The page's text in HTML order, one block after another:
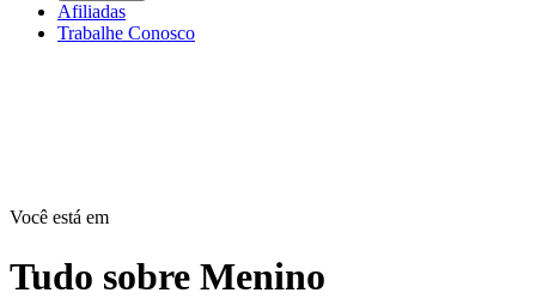
Afiliadas
Trabalhe Conosco
Você está em
Tudo sobre Menino